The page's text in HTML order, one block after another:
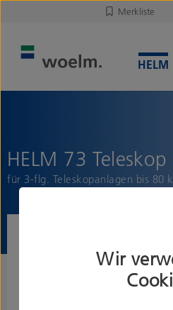
Wir
Merkliste
HELM 73 Teleskop
für 3-flg. Teleskopanlagen bis 80